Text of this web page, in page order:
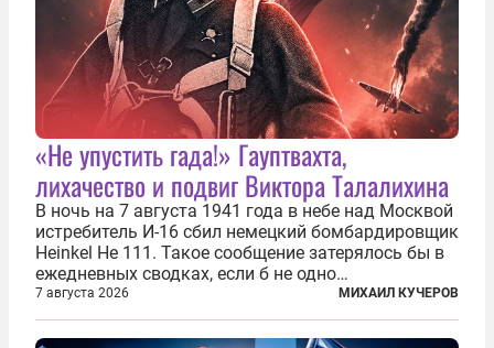
«Не упустить гада!» Гауптвахта,
лихачество и подвиг Виктора Талалихина
В ночь на 7 августа 1941 года в небе над Москвой
истребитель И-16 сбил немецкий бомбардировщик
Heinkel He 111. Такое сообщение затерялось бы в
ежедневных сводках, если б не одно
обстоятельство. Это был один из первых в
истории отечественной авиации ночных таранов.
У пилота — младшего лейтенанта...
7 августа 2026 МИХАИЛ КУЧЕРОВ